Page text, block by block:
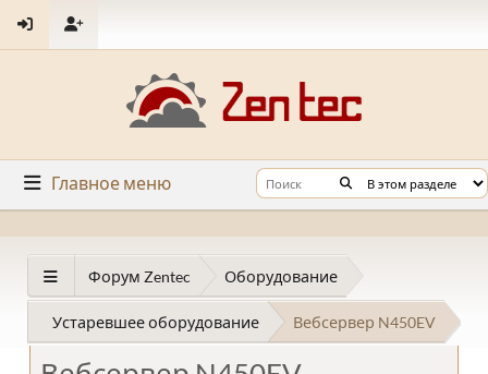
Главное меню
Форум Zentec Оборудование
Устаревшее оборудование Вебсервер N450EV